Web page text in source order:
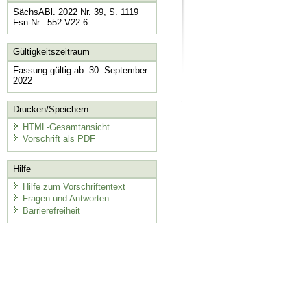
SächsABl. 2022 Nr. 39, S. 1119
Fsn-Nr.: 552-V22.6
Gültigkeitszeitraum
Fassung gültig ab: 30. September
2022
Drucken/Speichern
HTML-Gesamtansicht
Vorschrift als PDF
Hilfe
Hilfe zum Vorschriftentext
Fragen und Antworten
Barrierefreiheit